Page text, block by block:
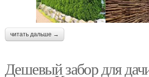
читать дальше →
Дешевый забор для